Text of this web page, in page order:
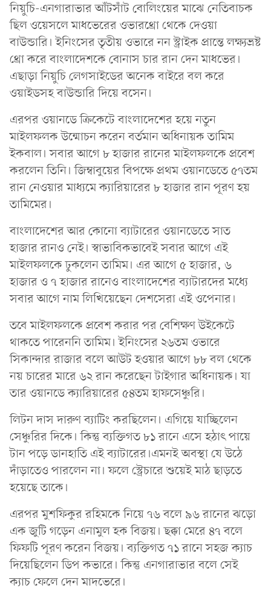
নিয়ুচি-এনগারাভার আঁটসাঁট বোলিংয়ের মাঝে নেতিবাচক
ছিল ওয়েসলে মাধভেরের ওভারথ্রো থেকে দেওয়া
বাউন্ডারি। ইনিংসের তৃতীয় ওভারে নন স্ট্রাইক প্রান্তে লক্ষ্যভ্রষ্ট
থ্রো করে বাংলাদেশকে বোনাস চার রান দেন মাধভের।
এছাড়া নিয়ুচি লেগসাইডের অনেক বাইরে বল করে
ওয়াইডসহ বাউন্ডারি দিয়ে বসেন।
এরপর ওয়ানডে ক্রিকেটে বাংলাদেশের হয়ে নতুন
মাইলফলক উন্মোচন করেন বর্তমান অধিনায়ক তামিম
ইকবাল। সবার আগে ৮ হাজার রানের মাইলফলকে প্রবেশ
করলেন তিনি। জিম্বাবুয়ের বিপক্ষে প্রথম ওয়ানডেতে ৫৭তম
রান নেওয়ার মাধ্যমে ক্যারিয়ারের ৮ হাজার রান পূরণ হয়
তামিমের।
বাংলাদেশের আর কোনো ব্যাটারের ওয়ানডেতে সাত
হাজার রানও নেই। স্বাভাবিকভাবেই সবার আগে এই
মাইলফলকে ঢুকলেন তামিম। এর আগে ৫ হাজার, ৬
হাজার ও ৭ হাজার রানেও বাংলাদেশের ব্যাটারদের মধ্যে
সবার আগে নাম লিখিয়েছেন দেশসেরা এই ওপেনার।
তবে মাইলফলকে প্রবেশ করার পর বেশিক্ষণ উইকেটে
থাকতে পারেননি তামিম। ইনিংসের ২৬তম ওভারে
সিকান্দার রাজার বলে আউট হওয়ার আগে ৮৮ বল থেকে
নয় চারের মারে ৬২ রান করেছেন টাইগার অধিনায়ক। যা
তার ওয়ানডে ক্যারিয়ারের ৫৪তম হাফসেঞ্চুরি।
লিটন দাস দারুণ ব্যাটিং করছিলেন। এগিয়ে যাচ্ছিলেন
সেঞ্চুরির দিকে। কিন্তু ব্যক্তিগত ৮১ রানে এসে হঠাৎ পায়ে
টান পড়ে ডানহাতি এই ব্যাটারের।এমনই অবস্থা যে উঠে
দাঁড়াতেও পারলেন না। ফলে স্ট্রেচারে শুয়েই মাঠ ছাড়তে
হয়েছে তাকে।
এরপর মুশফিকুর রহিমকে নিয়ে ৭৬ বলে ৯৬ রানের ঝড়ো
এক জুটি গড়েন এনামুল হক বিজয়। ছক্কা মেরে ৪৭ বলে
ফিফটি পূরণ করেন বিজয়। ব্যক্তিগত ৭১ রানে সহজ ক্যাচ
দিয়েছিলেন ডিপ কভারে। কিন্তু এনগারাভার বলে সেই
ক্যাচ ফেলে দেন মাদভেরে।